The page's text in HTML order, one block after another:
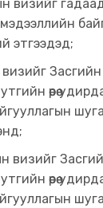
визийг
этгээдэд;
визийг
өөрөө
визийг
өөрөө